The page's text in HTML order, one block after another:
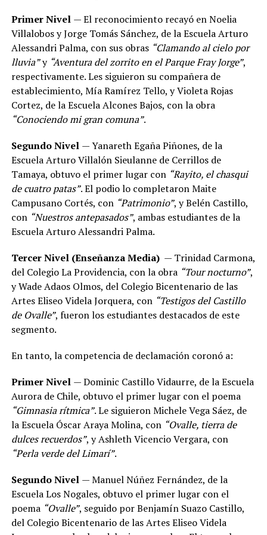
Primer Nivel — El reconocimiento recayó en Noelia
Villalobos y Jorge Tomás Sánchez, de la Escuela Arturo
Alessandri Palma, con sus obras “Clamando al cielo por
lluvia”y “Aventura del zorrito en el Parque Fray Jorge”,
respectivamente. Les siguieron su compañera de
establecimiento, Mía Ramírez Tello, y Violeta Rojas
Cortez, de la Escuela Alcones Bajos, con la obra
“Conociendo mi gran comuna”.
Segundo Nivel — Yanareth Egaña Piñones, de la
Escuela Arturo Villalón Sieulanne de Cerrillos de
Tamaya, obtuvo el primer lugar con “Rayito, el chasqui
de cuatro patas”. El podio lo completaron Maite
Campusano Cortés, con “Patrimonio”, y Belén Castillo,
con “Nuestros antepasados”, ambas estudiantes de la
Escuela Arturo Alessandri Palma.
Tercer Nivel (Enseñanza Media) — Trinidad Carmona,
del Colegio La Providencia, con la obra “Tour nocturno”,
y Wade Adaos Olmos, del Colegio Bicentenario de las
Artes Eliseo Videla Jorquera, con “Testigos del Castillo
de Ovalle”, fueron los estudiantes destacados de este
segmento.
En tanto, la competencia de declamación coronó a:
Primer Nivel — Dominic Castillo Vidaurre, de la Escuela
Aurora de Chile, obtuvo el primer lugar con el poema
“Gimnasia rítmica”. Le siguieron Michele Vega Sáez, de
la Escuela Óscar Araya Molina, con “Ovalle, tierra de
dulces recuerdos”, y Ashleth Vicencio Vergara, con
“Perla verde del Limarí”.
Segundo Nivel — Manuel Núñez Fernández, de la
Escuela Los Nogales, obtuvo el primer lugar con el
poema “Ovalle”, seguido por Benjamín Suazo Castillo,
del Colegio Bicentenario de las Artes Eliseo Videla